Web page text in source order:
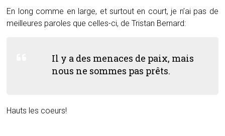
En long comme en large, et surtout en court, je n’ai pas de
meilleures paroles que celles-ci, de Tristan Bernard:
Il y a des menaces de paix, mais
nous ne sommes pas prêts.
Hauts les coeurs!